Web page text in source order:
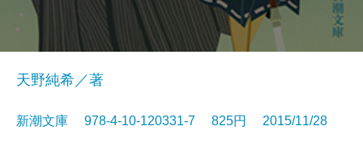
天野純希／著
新潮文庫 978-4-10-120331-7 825円 2015/11/28